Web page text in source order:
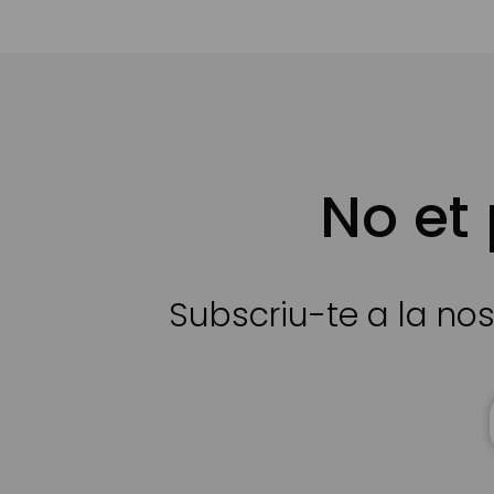
No
Subscriu-te a la